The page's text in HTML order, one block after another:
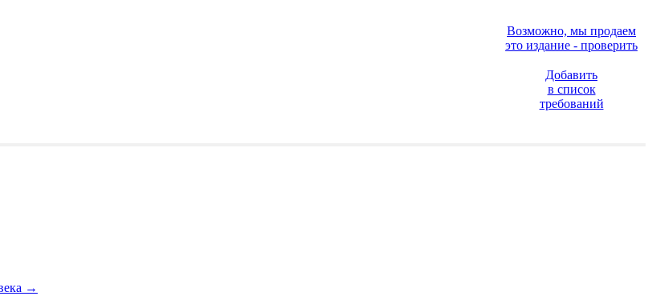
Возможно, мы продаем
это издание - проверить
Добавить
в список
требований
→